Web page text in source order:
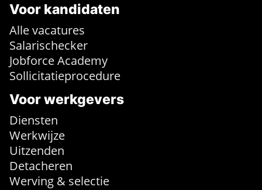
Voor kandidaten
Alle vacatures
Salarischecker
Jobforce Academy
Sollicitatieprocedure
Voor werkgevers
Diensten
Werkwijze
Uitzenden
Detacheren
Werving & selectie